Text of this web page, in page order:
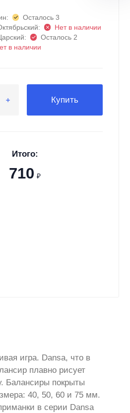
Осталось 3
Нет в наличии
Осталось 2
в наличии
Купить
Итого:
710 ₽
игра. Dansa, что в
плавно рисует
Балансиры покрыты
40, 50, 60 и 75 мм.
в серии Dansa